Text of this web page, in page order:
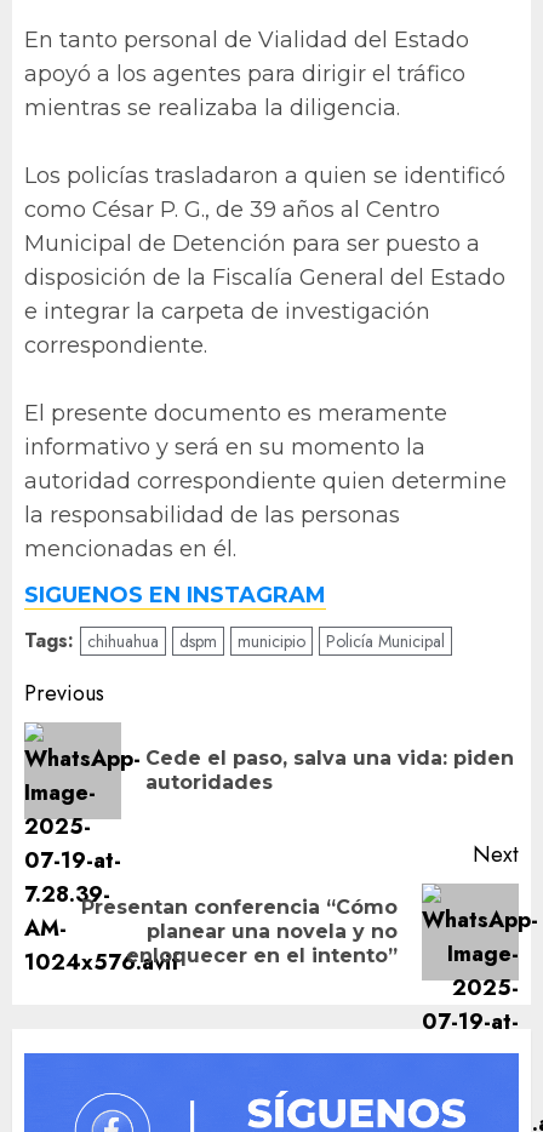
En tanto personal de Vialidad del Estado
apoyó a los agentes para dirigir el tráfico
mientras se realizaba la diligencia.
Los policías trasladaron a quien se identificó
como César P. G., de 39 años al Centro
Municipal de Detención para ser puesto a
disposición de la Fiscalía General del Estado
e integrar la carpeta de investigación
correspondiente.
El presente documento es meramente
informativo y será en su momento la
autoridad correspondiente quien determine
la responsabilidad de las personas
mencionadas en él.
SIGUENOS EN INSTAGRAM
Tags: chihuahua dspm municipio Policía Municipal
Post
navigation
Previous
Cede el paso, salva una vida: piden
autoridades
Next
Next
post:
Presentan conferencia “Cómo
planear una novela y no
enloquecer en el intento”